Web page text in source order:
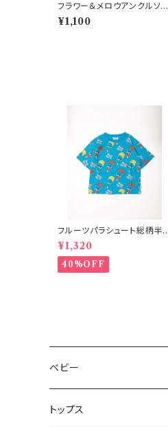
フラワー＆メロウアンクルソッ
クス３PSET イエロー
¥1,100
フルーツパラシュート総柄半
袖Tシャツ ブルー
¥1,320
40%OFF
ベビー
トップス